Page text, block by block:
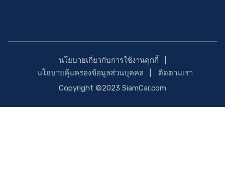
นโยบายเกี่ยวกับการใช้งานคุกกี้
นโยบายคุ้มครองข้อมูลส่วนบุคคล
ติดตามเรา
Copyright ©2023 SiamCar.com